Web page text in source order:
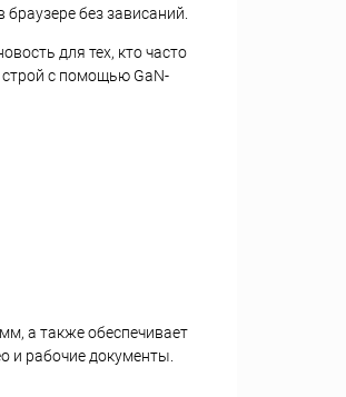
без зависаний.
для тех, кто часто
строй с помощью GaN-
а также обеспечивает
и рабочие документы.